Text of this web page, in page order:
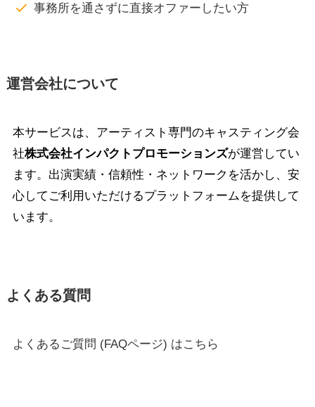
事務所を通さずに直接オファーしたい方
運営会社について
本サービスは、アーティスト専門のキャスティング会
社株式会社インパクトプロモーションズが運営してい
ます。出演実績・信頼性・ネットワークを活かし、安
心してご利用いただけるプラットフォームを提供して
います。
よくある質問
よくあるご質問 (FAQページ) はこちら